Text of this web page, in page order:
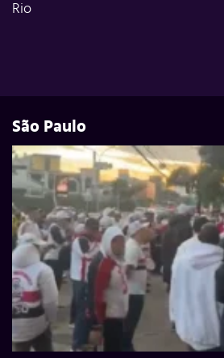
Rio
São Paulo